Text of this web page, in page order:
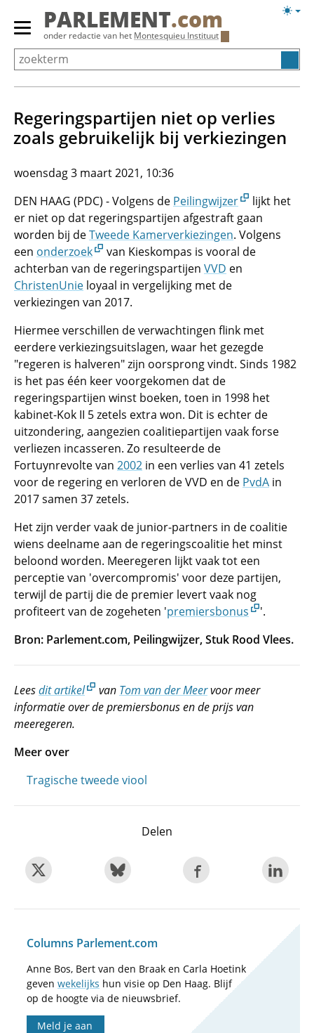
Overslaan
Primair
menu
tonen/verbergen
PARLEMENT.com
onder redactie van het Montesquieu Instituut
Regeringspartijen niet op verlies
zoals gebruikelijk bij verkiezingen
woensdag 3 maart 2021, 10:36
DEN HAAG (PDC) - Volgens de Peilingwijzer
lijkt het
er niet op dat regeringspartijen afgestraft gaan
worden bij deTweede Kamerverkiezingen. Volgens
een onderzoek
van Kieskompas is vooral de
achterban van de regeringspartijen VVD en
ChristenUnie loyaal in vergelijking met de
verkiezingen van 2017.
Hiermee verschillen de verwachtingen flink met
eerdere verkiezingsuitslagen, waar het gezegde
"regeren is halveren" zijn oorsprong vindt. Sinds 1982
is het pas één keer voorgekomen dat de
regeringspartijen winst boeken, toen in 1998 het
kabinet-Kok II 5 zetels extra won. Dit is echter de
uitzondering, aangezien coalitiepartijen vaak forse
verliezen incasseren. Zo resulteerde de
Fortuynrevolte van 2002 in een verlies van 41 zetels
voor de regering en verloren de VVD en de PvdA in
2017 samen 37 zetels.
Het zijn verder vaak de junior-partners in de coalitie
wiens deelname aan de regeringscoalitie het minst
beloond worden. Meeregeren lijkt vaak tot een
perceptie van 'overcompromis' voor deze partijen,
terwijl de partij die de premier levert vaak nog
profiteert van de zogeheten 'premiersbonus
'.
Bron: Parlement.com, Peilingwijzer, Stuk Rood Vlees.
Leesdit artikel van Tom van der Meervoor meer
informatie over de premiersbonus en de prijs van
meeregeren.
Meer over
Tragische tweede viool
Delen
Columns Parlement.com
Anne Bos, Bert van den Braak en Carla Hoetink
geven wekelijks hun visie op Den Haag. Blijf
op de hoogte via de nieuwsbrief.
Meld je aan